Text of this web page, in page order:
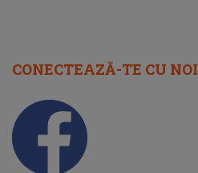
CONECTEAZĂ-TE CU NOI